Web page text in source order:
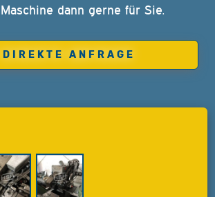
dann gerne für Sie.
DIREKTE ANFRAGE